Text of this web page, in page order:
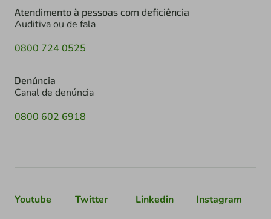
Atendimento à pessoas com deficiência
Auditiva ou de fala
0800 724 0525
Denúncia
Canal de denúncia
0800 602 6918
Youtube Twitter Linkedin Instagram